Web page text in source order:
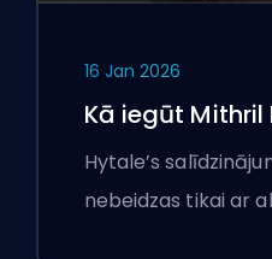
16 Jan 2026
Kā iegūt
Hytale’s
nebeidzas tikai ar